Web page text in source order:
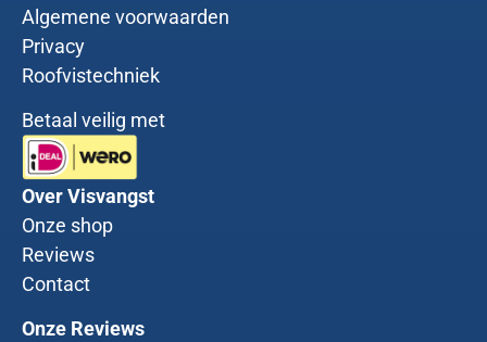
Algemene voorwaarden
Privacy
Roofvistechniek
Betaal veilig met
Over Visvangst
Onze shop
Reviews
Contact
Onze Reviews